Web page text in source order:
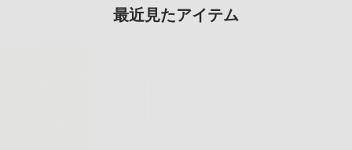
最近見たアイテム